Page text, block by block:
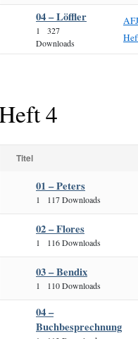
04 – Löffler
1
327
Downloads
4
Titel
01 – Peters
1 117 Downloads
02 – Flores
1 116 Downloads
03 – Bendix
1 110 Downloads
04 –
Buchbesprechnung